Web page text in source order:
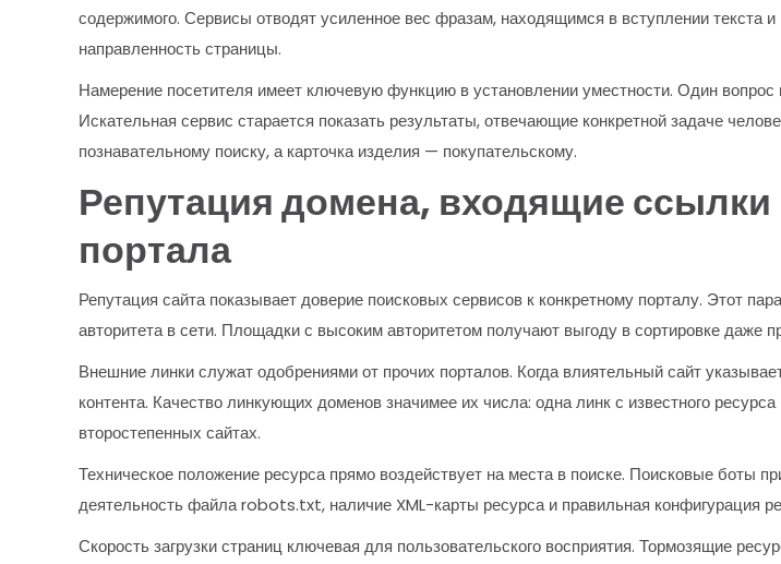
содержимого. Сервисы отводят усиленное вес фразам, находящимся в вступлении текста
направленность страницы.
Намерение посетителя имеет ключевую функцию в установлении уместности. Один
Искательная сервис старается показать результаты, отвечающие конкретной задаче
познавательному поиску, а карточка изделия — покупательскому.
Репутация домена, входящие ссылки
портала
Репутация сайта показывает доверие поисковых сервисов к конкретному порталу. Этот
авторитета в сети. Площадки с высоким авторитетом получают выгоду в сортировке даже
Внешние линки служат одобрениями от прочих порталов. Когда влиятельный сайт
контента. Качество линкующих доменов значимее их числа: одна линк с известного
второстепенных сайтах.
Техническое положение ресурса прямо воздействует на места в поиске. Поисковые боты
деятельность файла robots.txt, наличие XML-карты ресурса и правильная конфигурация
Скорость загрузки страниц ключевая для пользовательского восприятия. Тормозящие